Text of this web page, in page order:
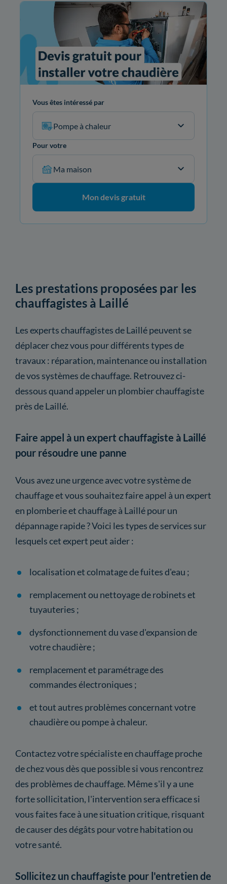
Vous êtes intéressé par
Pompe à chaleur
Pour votre
Ma maison
Mon devis gratuit
Les prestations proposées par les
chauffagistes à Laillé
Les experts chauffagistes de Laillé peuvent se
déplacer chez vous pour différents types de
travaux : réparation, maintenance ou installation
de vos systèmes de chauffage. Retrouvez ci-
dessous quand appeler un plombier chauffagiste
près de Laillé.
Faire appel à un expert chauffagiste à Laillé
pour résoudre une panne
Vous avez une urgence avec votre système de
chauffage et vous souhaitez faire appel à un expert
en plomberie et chauffage à Laillé pour un
dépannage rapide ? Voici les types de services sur
lesquels cet expert peut aider :
localisation et colmatage de fuites d'eau ;
remplacement ou nettoyage de robinets et
tuyauteries ;
dysfonctionnement du vase d'expansion de
votre chaudière ;
remplacement et paramétrage des
commandes électroniques ;
et tout autres problèmes concernant votre
chaudière ou pompe à chaleur.
Contactez votre spécialiste en chauffage proche
de chez vous dès que possible si vous rencontrez
des problèmes de chauffage. Même s'il y a une
forte sollicitation, l'intervention sera efficace si
vous faites face à une situation critique, risquant
de causer des dégâts pour votre habitation ou
votre santé.
Sollicitez un chauffagiste pour l'entretien de